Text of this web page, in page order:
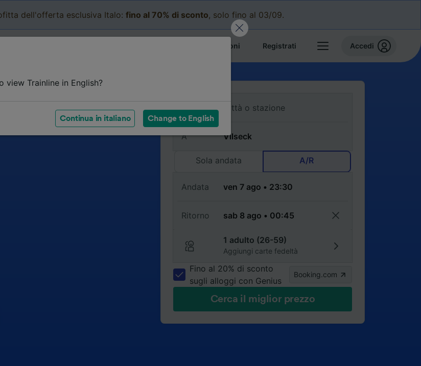
dell'offerta esclusiva Italo: fino al 70% di sconto, solo fino al 03/09.
Le mie prenotazioni Registrati Accedi
Da
A
Sola andata A/R
Andata
Ritorno
1 adulto (26-59)
Aggiungi carte fedeltà
Fino al 20% di sconto
sugli alloggi con Genius
Booking.com
Cerca il miglior prezzo
view Trainline in English?
Continua in italiano Change to English